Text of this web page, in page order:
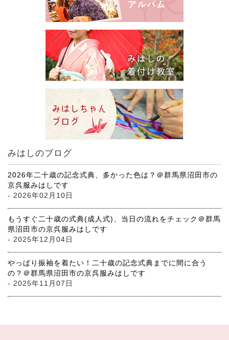
みはしのブログ
2026年二十歳の記念式典、多かった色は？＠群馬県沼田市の
京呉服みはしです
- 2026年02月10日
もうすぐ二十歳の式典(成人式)、当日の流れをチェック＠群馬
県沼田市の京呉服みはしです
- 2025年12月04日
やっぱり振袖を着たい！二十歳の記念式典までに間に合う
の？＠群馬県沼田市の京呉服みはしです
- 2025年11月07日